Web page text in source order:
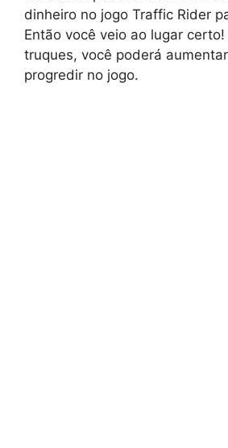
dinheiro no jogo Traffic Rider
Então você veio ao lugar certo!
truques, você poderá
progredir no jogo.